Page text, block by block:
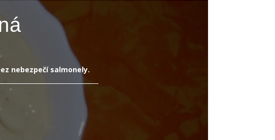
nebezpečí salmonely.